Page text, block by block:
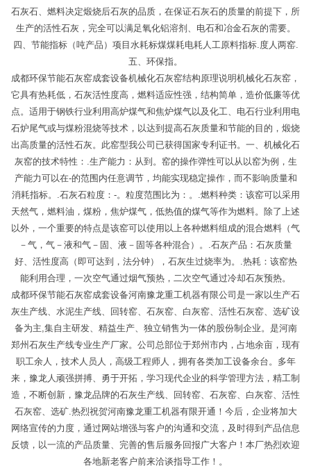
石灰石、燃料决定煅烧后石灰的品质，在保证石灰石的质量的前提下，所
生产的活性石灰，完全可以满足氧化铝溶剂、电石和冶金石灰的需要。
四、节能指标（吨产品）项目水耗标煤煤耗电耗人工原料指标.度人两窑.
五、环保指。
成都环保节能石灰窑成套设备机械化石灰窑结构原理说明机械化石灰窑，
它具有热耗低，石灰活性度高，燃料适应性强，结构简单，造价低廉等优
点。适用于钢铁行业利用高炉煤气和焦炉煤气以及化工、电石行业利用电
石炉尾气或与煤粉混烧等技术，以达到提高石灰质量和节能的目的，煅烧
出高质量的活性石灰。此窑型我公司已获得国家专利证书。一、机械化石
灰窑的技术特性：.生产能力：从到。窑的操作弹性可以从以窑为例，生
产能力可以在-的范围内任意调节，均能实现稳定操作，而不影响质量和
消耗指标。.石灰石粒度：-。粒度范围比为：。.燃料种类：该窑可以采用
天然气，燃料油，煤粉，焦炉煤气，低热值的煤气等作为燃料。除了上述
以外，一个重要的特点是该窑可以使用以上各种燃料组成的混合燃料（气
－气，气－液和气－固、液－固等各种混合）。.石灰产品：石灰质量
好、活性度高（即可达到，法分钟），石灰生过烧率为。.热耗：该窑热
能利用合理，一次空气通过烟气预热，二次空气通过冷却石灰预热。
成都环保节能石灰窑成套设备河南豫龙重工机器有限公司是一家以生产石
灰生产线、水泥生产线、回转窑、石灰窑、白灰窑、活性石灰窑、选矿设
备为主,集自主研发、精益生产、独立销售为一体的股份制企业。是河南
郑州石灰生产线专业生产厂家。公司总部位于郑州市内，占地余亩，现有
职工余人，技术人员人，高级工程师人，拥有各类加工设备余台。多年
来，豫龙人顽强拼搏、勇于开拓，学习现代企业的科学管理方法，精工制
造，不断创新，豫龙品牌的石灰生产线、回转窑、石灰窑、白灰窑、活性
石灰窑、选矿.热烈祝贺河南豫龙重工机器有限开通！今后，企业将加大
网络宣传的力度，通过网站增强与客户的沟通和交流，及时得到产品信息
反馈，以一流的产品质量、完善的售后服务回报广大客户！本厂热烈欢迎
各地新老客户前来洽谈指导工作！。